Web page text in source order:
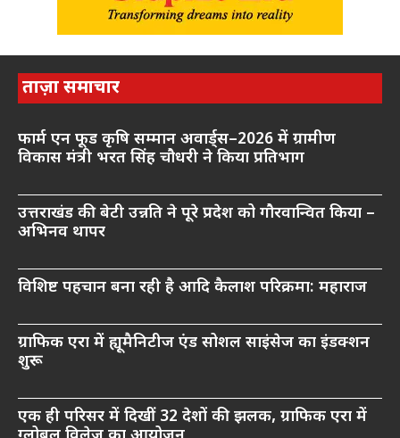
ताज़ा समाचार
फार्म एन फूड कृषि सम्मान अवार्ड्स–2026 में ग्रामीण
विकास मंत्री भरत सिंह चौधरी ने किया प्रतिभाग
उत्तराखंड की बेटी उन्नति ने पूरे प्रदेश को गौरवान्वित किया –
अभिनव थापर
विशिष्ट पहचान बना रही है आदि कैलाश परिक्रमा: महाराज
ग्राफिक एरा में ह्यूमैनिटीज एंड सोशल साइंसेज का इंडक्शन
शुरू
एक ही परिसर में दिखीं 32 देशों की झलक, ग्राफिक एरा में